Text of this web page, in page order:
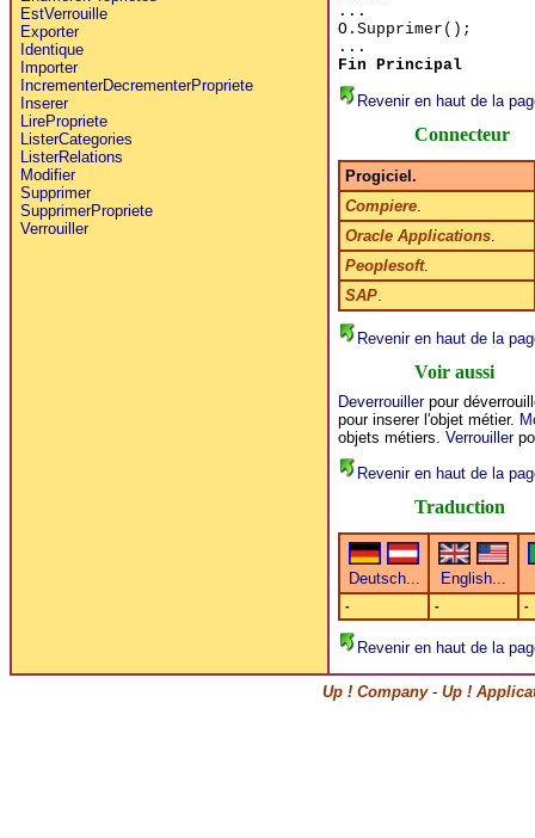
EstVerrouille
Exporter
Identique
Importer
IncrementerDecrementerPropriete
Inserer
LirePropriete
ListerCategories
ListerRelations
Modifier
Supprimer
SupprimerPropriete
Verrouiller
...
O.Supprimer();
...
Fin Principal
Revenir en haut de la
Connecteur
Progiciel.
Compiere
Oracle Applications
Peoplesoft.
SAP
Revenir en haut de la
Voir aussi
Deverrouillerpour
pour inserer l'objet métier.
objets métiers. Verrouiller
Revenir en haut de la
Traduction
- - -
Revenir en haut de la
Up ! Company- Up !